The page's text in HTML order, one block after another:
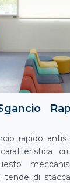
rapido
di